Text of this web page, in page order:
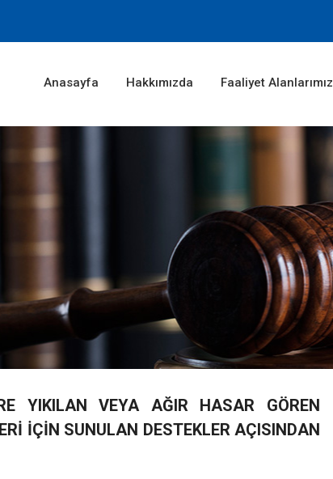
Anasayfa Hakkımızda Faaliyet Alanlarımız
YIKILAN VEYA AĞIR HASAR GÖREN
İÇİN SUNULAN DESTEKLER AÇISINDAN